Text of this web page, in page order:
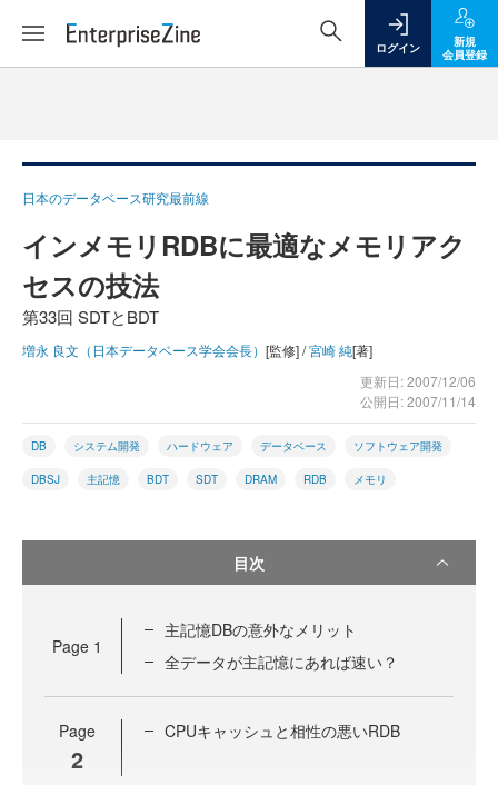
ログイン
新規
会員登録
日本のデータベース研究最前線
インメモリRDBに最適なメモリアク
セスの技法
第33回 SDTとBDT
増永 良文（日本データベース学会会長） [監修] /宮崎 純[著]
更新日: 2007/12/06
公開日: 2007/11/14
DB システム開発 ハードウェア データベース ソフトウェア開発
DBSJ 主記憶 BDT SDT DRAM RDB メモリ
目次
Page 1
主記憶DBの意外なメリット
全データが主記憶にあれば速い？
Page
2
CPUキャッシュと相性の悪いRDB